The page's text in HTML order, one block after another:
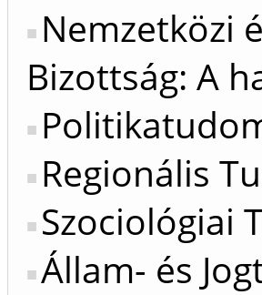
Nemzetközi
Bizottság: A
Regionális
Szociológiai
Állam- és